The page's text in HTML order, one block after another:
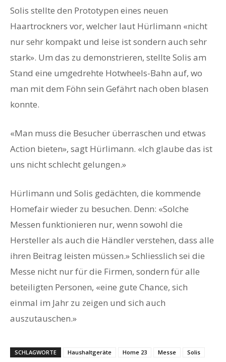
Solis stellte den Prototypen eines neuen
Haartrockners vor, welcher laut Hürlimann «nicht
nur sehr kompakt und leise ist sondern auch sehr
stark». Um das zu demonstrieren, stellte Solis am
Stand eine umgedrehte Hotwheels-Bahn auf, wo
man mit dem Föhn sein Gefährt nach oben blasen
konnte.
«Man muss die Besucher überraschen und etwas
Action bieten», sagt Hürlimann. «Ich glaube das ist
uns nicht schlecht gelungen.»
Hürlimann und Solis gedächten, die kommende
Homefair wieder zu besuchen. Denn: «Solche
Messen funktionieren nur, wenn sowohl die
Hersteller als auch die Händler verstehen, dass alle
ihren Beitrag leisten müssen.» Schliesslich sei die
Messe nicht nur für die Firmen, sondern für alle
beteiligten Personen, «eine gute Chance, sich
einmal im Jahr zu zeigen und sich auch
auszutauschen.»
SCHLAGWORTE Haushaltgeräte Home 23 Messe Solis